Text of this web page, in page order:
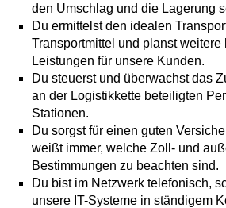
den Umschlag und die Lagerung
Du ermittelst den idealen
Transportmittel und planst weitere
Leistungen für unsere Kunden.
Du steuerst und überwachst das
an der Logistikkette beteiligten
Stationen.
Du sorgst für einen guten
weißt immer, welche Zoll- und
Bestimmungen zu beachten sind.
Du bist im Netzwerk telefonisch,
unsere IT-Systeme in ständigem